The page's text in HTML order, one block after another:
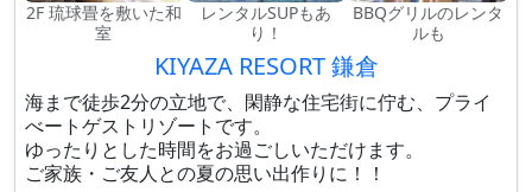
2F 琉球畳を敷いた和
室
レンタルSUPもあ
り！
BBQグリルのレンタ
ルも
KIYAZA RESORT 鎌倉
海まで徒歩2分の立地で、閑静な住宅街に佇む、プライ
べートゲストリゾートです。
ゆったりとした時間をお過ごしいただけます。
ご家族・ご友人との夏の思い出作りに！！